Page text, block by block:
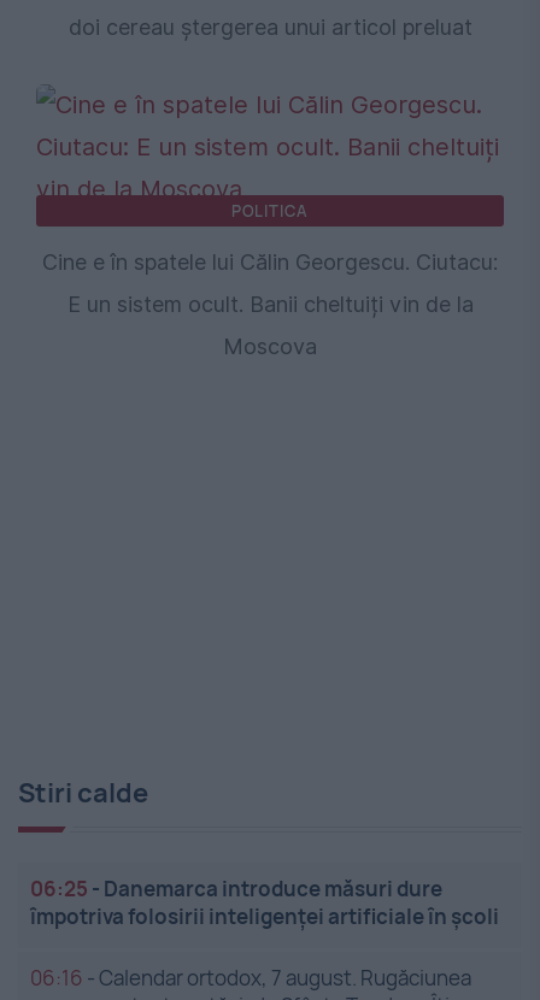
doi cereau ștergerea unui articol preluat
POLITICA
Cine e în spatele lui Călin Georgescu. Ciutacu:
E un sistem ocult. Banii cheltuiți vin de la
Moscova
Stiri calde
06:25 - Danemarca introduce măsuri dure
împotriva folosirii inteligenței artificiale în școli
06:16 -Calendar ortodox, 7 august. Rugăciunea